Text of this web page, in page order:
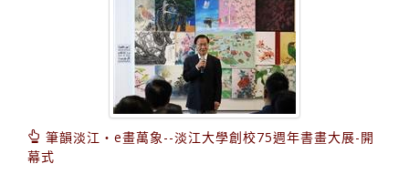
筆韻淡江‧e畫萬象--淡江大學創校75週年書畫大展-開
幕式